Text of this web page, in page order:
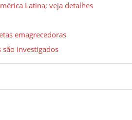
Latina; veja detalhes
emagrecedoras
investigados